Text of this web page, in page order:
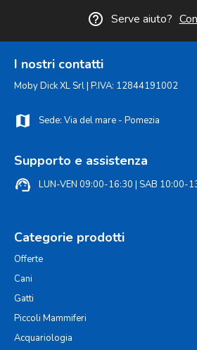
help_outline Serve aiuto?
I nostri contatti
Moby Dick XL Srl | P.IVA: 12844191002
map Sede: Via del mare - Pomezia
Supporto e assistenza
support_agent LUN-VEN 09:00-16:30 | SAB 10:00-
Categorie prodotti
Offerte
Cani
Gatti
Piccoli Mammiferi
Acquariologia